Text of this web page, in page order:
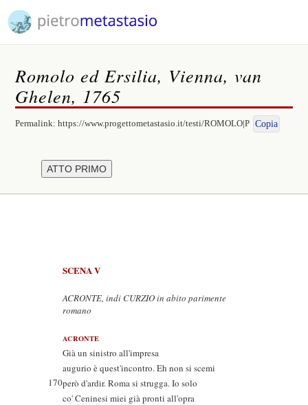
Romolo ed Ersilia, Vienna, van
Ghelen, 1765
Permalink:https://www.progettometastasio.it/testi/ROMOLO|P Copia
SCENA V
ACRONTE, indi CURZIO in abito parimente
romano
ACRONTE
Già un sinistro all'impresa
augurio è quest'incontro. Eh non si scemi
170però d'ardir. Roma si strugga. Io solo
co' Ceninesi miei già pronti all'opra